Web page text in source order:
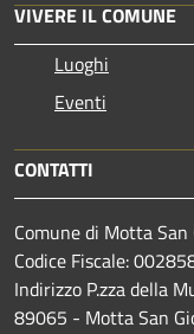
VIVERE IL COMUNE
Luoghi
Eventi
CONTATTI
Comune di Motta San
Codice Fiscale:
Indirizzo P.zza della
89065 - Motta San